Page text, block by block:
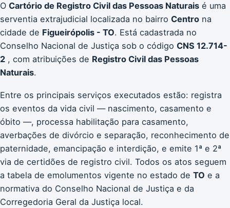
O Cartório de Registro Civil das Pessoas Naturais é uma
serventia extrajudicial localizada no bairro Centro na
cidade de Figueirópolis - TO. Está cadastrada no
Conselho Nacional de Justiça sob o código CNS 12.714-
2 , com atribuições de Registro Civil das Pessoas
Naturais.
Entre os principais serviços executados estão: registra
os eventos da vida civil — nascimento, casamento e
óbito —, processa habilitação para casamento,
averbações de divórcio e separação, reconhecimento de
paternidade, emancipação e interdição, e emite 1ª e 2ª
via de certidões de registro civil. Todos os atos seguem
a tabela de emolumentos vigente no estado de TO e a
normativa do Conselho Nacional de Justiça e da
Corregedoria Geral da Justiça local.